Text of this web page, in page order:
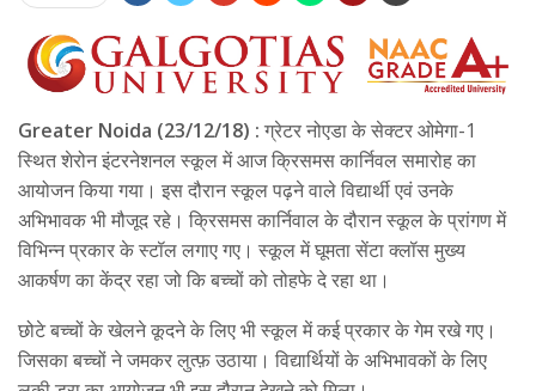
Greater Noida (23/12/18) : ग्रेटर नोएडा के सेक्टर ओमेगा-1
स्थित शेरोन इंटरनेशनल स्कूल में आज क्रिसमस कार्निवल समारोह का
आयोजन किया गया। इस दौरान स्कूल पढ़ने वाले विद्यार्थी एवं उनके
अभिभावक भी मौजूद रहे। क्रिसमस कार्निवाल के दौरान स्कूल के प्रांगण में
विभिन्न प्रकार के स्टॉल लगाए गए। स्कूल में घूमता सेंटा क्लॉस मुख्य
आकर्षण का केंद्र रहा जो कि बच्चों को तोहफे दे रहा था।
छोटे बच्चों के खेलने कूदने के लिए भी स्कूल में कई प्रकार के गेम रखे गए।
जिसका बच्चों ने जमकर लुत्फ़ उठाया। विद्यार्थियों के अभिभावकों के लिए